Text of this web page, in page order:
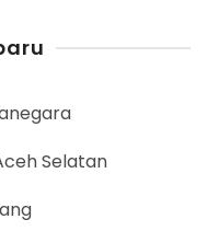
Selatan